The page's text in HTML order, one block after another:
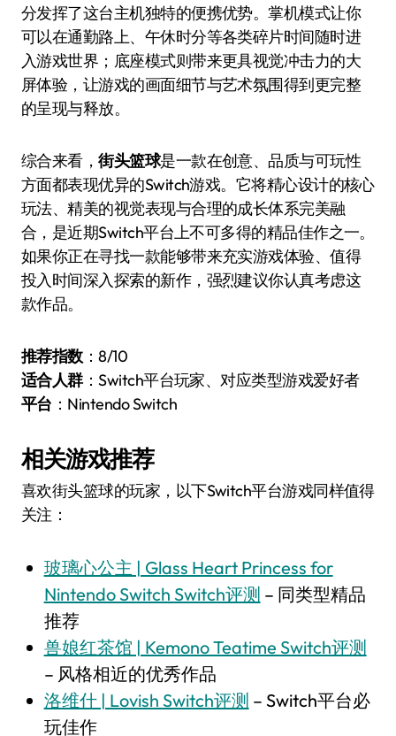
分发挥了这台主机独特的便携优势。掌机模式让你
可以在通勤路上、午休时分等各类碎片时间随时进
入游戏世界；底座模式则带来更具视觉冲击力的大
屏体验，让游戏的画面细节与艺术氛围得到更完整
的呈现与释放。
综合来看，街头篮球是一款在创意、品质与可玩性
方面都表现优异的Switch游戏。它将精心设计的核心
玩法、精美的视觉表现与合理的成长体系完美融
合，是近期Switch平台上不可多得的精品佳作之一。
如果你正在寻找一款能够带来充实游戏体验、值得
投入时间深入探索的新作，强烈建议你认真考虑这
款作品。
推荐指数：8/10
适合人群：Switch平台玩家、对应类型游戏爱好者
平台 ：Nintendo Switch
相关游戏推荐
喜欢街头篮球的玩家，以下Switch平台游戏同样值得
关注：
玻璃心公主 | Glass Heart Princess for
Nintendo Switch Switch评测 – 同类型精品
推荐
兽娘红茶馆 | Kemono Teatime Switch评测
– 风格相近的优秀作品
洛维什 | Lovish Switch评测 – Switch平台必
玩佳作